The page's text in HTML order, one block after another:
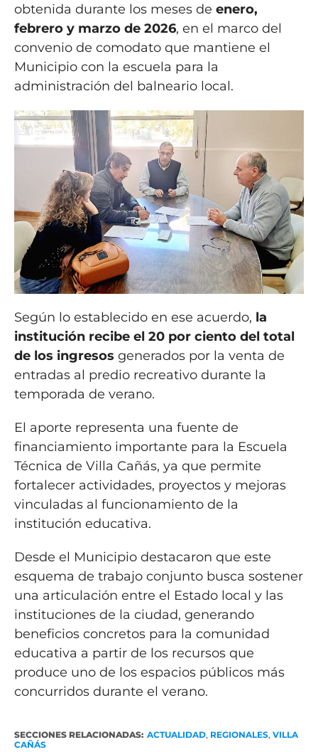
obtenida durante los meses de enero,
febrero y marzo de 2026, en el marco del
convenio de comodato que mantiene el
Municipio con la escuela para la
administración del balneario local.
Según lo establecido en ese acuerdo, la
institución recibe el 20 por ciento del total
de los ingresos generados por la venta de
entradas al predio recreativo durante la
temporada de verano.
El aporte representa una fuente de
financiamiento importante para la Escuela
Técnica de Villa Cañás, ya que permite
fortalecer actividades, proyectos y mejoras
vinculadas al funcionamiento de la
institución educativa.
Desde el Municipio destacaron que este
esquema de trabajo conjunto busca sostener
una articulación entre el Estado local y las
instituciones de la ciudad, generando
beneficios concretos para la comunidad
educativa a partir de los recursos que
produce uno de los espacios públicos más
concurridos durante el verano.
SECCIONES RELACIONADAS: ACTUALIDAD, REGIONALES, VILLA
CAÑÁS